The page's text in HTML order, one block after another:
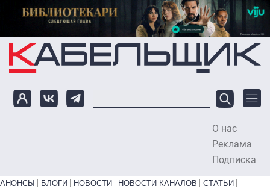
Перейти к основному содержанию
О нас
Реклама
Подписка
Primary links bottom
АНОНСЫ БЛОГИ НОВОСТИ НОВОСТИ КАНАЛОВ
СТАТЬИ